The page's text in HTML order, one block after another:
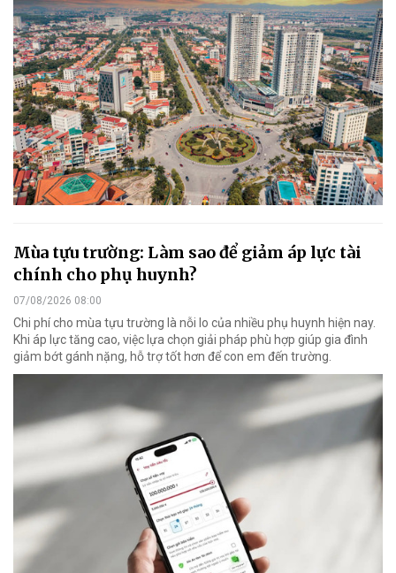
Mùa tựu trường: Làm sao để giảm áp lực tài
chính cho phụ huynh?
07/08/2026 08:00
Chi phí cho mùa tựu trường là nỗi lo của nhiều phụ huynh hiện nay.
Khi áp lực tăng cao, việc lựa chọn giải pháp phù hợp giúp gia đình
giảm bớt gánh nặng, hỗ trợ tốt hơn để con em đến trường.